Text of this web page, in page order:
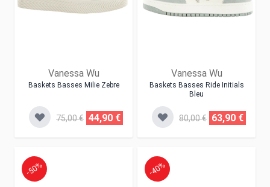
Vanessa Wu
Baskets Basses Milie Zebre
75,00 € 44,90 €
Vanessa Wu
Baskets Basses Ride Initials
Bleu
80,00 € 63,90 €
-50% -40%